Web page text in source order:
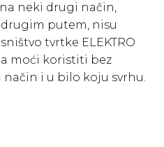
neki drugi način,
putem, nisu
tvrtke ELEKTRO
moći koristiti bez
i u bilo koju svrhu.